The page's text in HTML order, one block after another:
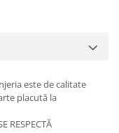
este de calitate
placută la
RESPECTĂ